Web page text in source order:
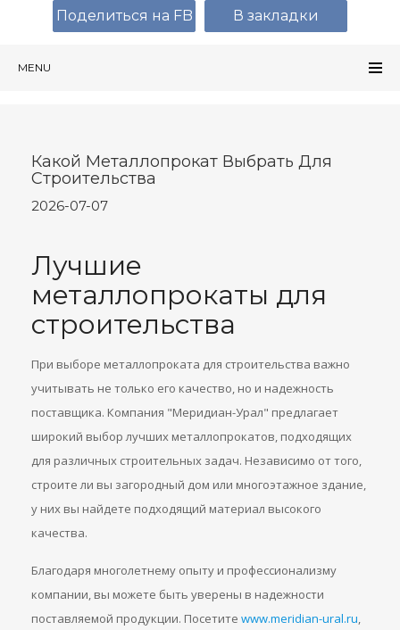
MENU
Какой Металлопрокат Выбрать Для
Строительства
2026-07-07
Лучшие
металлопрокаты для
строительства
При выборе металлопроката для строительства важно
учитывать не только его качество, но и надежность
поставщика. Компания "Меридиан-Урал" предлагает
широкий выбор лучших металлопрокатов, подходящих
для различных строительных задач. Независимо от того,
строите ли вы загородный дом или многоэтажное здание,
у них вы найдете подходящий материал высокого
качества.
Благодаря многолетнему опыту и профессионализму
компании, вы можете быть уверены в надежности
поставляемой продукции. Посетите www.meridian-ural.ru,
Поделиться на FB В закладки